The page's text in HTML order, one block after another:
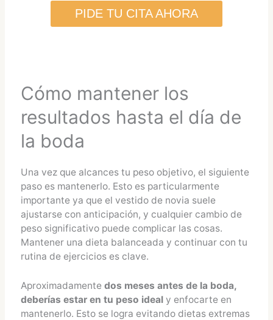
PIDE TU CITA AHORA
Cómo mantener los
resultados hasta el día de
la boda
Una vez que alcances tu peso objetivo, el siguiente
paso es mantenerlo. Esto es particularmente
importante ya que el vestido de novia suele
ajustarse con anticipación, y cualquier cambio de
peso significativo puede complicar las cosas.
Mantener una dieta balanceada y continuar con tu
rutina de ejercicios es clave.
Aproximadamente dos meses antes de la boda,
deberías estar en tu peso idealy enfocarte en
mantenerlo. Esto se logra evitando dietas extremas